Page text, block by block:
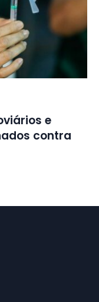
e
contra